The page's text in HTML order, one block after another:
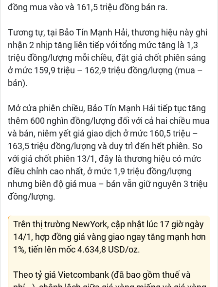
đồng mua vào và 161,5 triệu đồng bán ra.
Tương tự, tại Bảo Tín Mạnh Hải, thương hiệu này ghi
nhận 2 nhịp tăng liên tiếp với tổng mức tăng là 1,3
triệu đồng/lượng mỗi chiều, đặt giá chốt phiên sáng
ở mức 159,9 triệu – 162,9 triệu đồng/lượng (mua –
bán).
Mở cửa phiên chiều, Bảo Tín Mạnh Hải tiếp tục tăng
thêm 600 nghìn đồng/lượng đối với cả hai chiều mua
và bán, niêm yết giá giao dịch ở mức 160,5 triệu –
163,5 triệu đồng/lượng và duy trì đến hết phiên. So
với giá chốt phiên 13/1, đây là thương hiệu có mức
điều chỉnh cao nhất, ở mức 1,9 triệu đồng/lượng
nhưng biên độ giá mua – bán vẫn giữ nguyên 3 triệu
đồng/lượng.
Trên thị trường NewYork, cập nhật lúc 17 giờ ngày
14/1, hợp đồng giá vàng giao ngay tăng mạnh hơn
1%, tiến lên mốc 4.634,8 USD/oz.
Theo tỷ giá Vietcombank (đã bao gồm thuế và